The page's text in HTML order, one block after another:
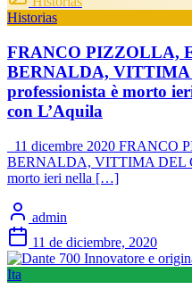
Historias
FRANCO PIZZOLLA,
BERNALDA, VITTIMA
professionista è morto
con L’Aquila
11 dicembre 2020
BERNALDA, VITTIMA DEL
morto ieri nella […]
admin
11 de diciembre, 2020
Ita